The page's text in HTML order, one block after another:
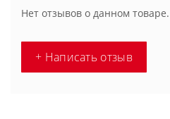
Нет отзывов о данном товаре.
+ Написать отзыв